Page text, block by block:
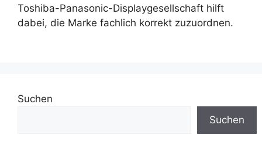
Toshiba-Panasonic-Displaygesellschaft hilft
dabei, die Marke fachlich korrekt zuzuordnen.
Suchen
Suchen